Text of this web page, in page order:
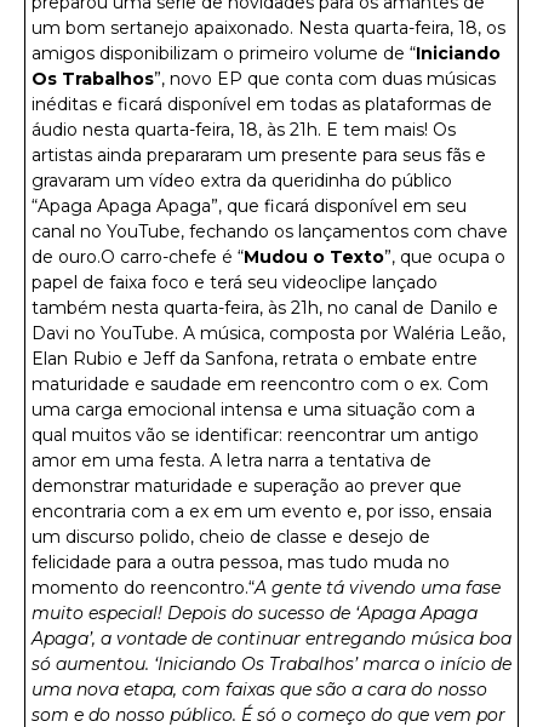
um bom sertanejo apaixonado. Nesta quarta-feira, 18, os
amigos disponibilizam o primeiro volume de “Iniciando
Os Trabalhos”, novo EP que conta com duas músicas
inéditas e ficará disponível em todas as plataformas de
áudio nesta quarta-feira, 18, às 21h. E tem mais! Os
artistas ainda prepararam um presente para seus fãs e
gravaram um vídeo extra da queridinha do público
“Apaga Apaga Apaga”, que ficará disponível em seu
canal no YouTube, fechando os lançamentos com chave
de ouro.O carro-chefe é “Mudou o Texto”, que ocupa o
papel de faixa foco e terá seu videoclipe lançado
também nesta quarta-feira, às 21h, no canal de Danilo e
Davi no YouTube. A música, composta por Waléria Leão,
Elan Rubio e Jeff da Sanfona, retrata o embate entre
maturidade e saudade em reencontro com o ex. Com
uma carga emocional intensa e uma situação com a
qual muitos vão se identificar: reencontrar um antigo
amor em uma festa. A letra narra a tentativa de
demonstrar maturidade e superação ao prever que
encontraria com a ex em um evento e, por isso, ensaia
um discurso polido, cheio de classe e desejo de
felicidade para a outra pessoa, mas tudo muda no
momento do reencontro.“A gente tá vivendo uma fase
muito especial! Depois do sucesso de ‘Apaga Apaga
Apaga’, a vontade de continuar entregando música boa
só aumentou. ‘Iniciando Os Trabalhos’ marca o início de
uma nova etapa, com faixas que são a cara do nosso
som e do nosso público. É só o começo do que vem por